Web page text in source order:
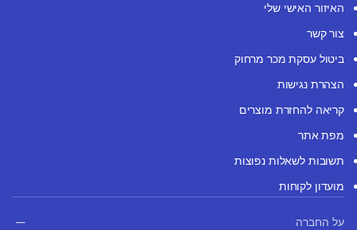
האיזור האישי שלי
צור קשר
ביטול עסקת מכר מרחוק
הצהרת נגישות
קריאה להחזרת מוצרים
מפת אתר
תשובות לשאלות נפוצות
מועדון לקוחות
על החברה